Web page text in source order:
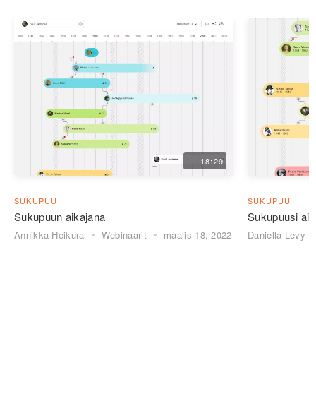
18:29
SUKUPUU
Sukupuun aikajana
Annikka Heikura Webinaarit maalis 18, 2022
SUKUPUU
Sukupuusi
Daniella Levy